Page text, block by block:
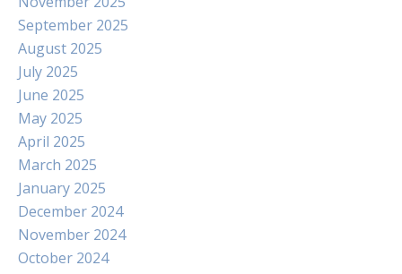
September 2025
August 2025
July 2025
June 2025
May 2025
April 2025
March 2025
January 2025
December 2024
November 2024
October 2024